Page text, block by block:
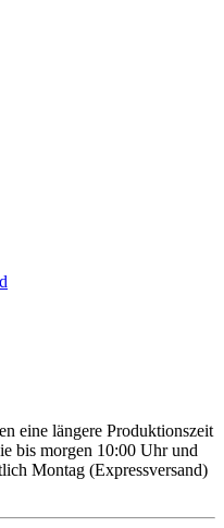
eine längere Produktionszeit
bis morgen 10:00 Uhr und
Montag (Expressversand)